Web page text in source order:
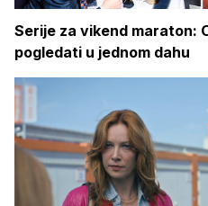
Serije za vikend maraton:
pogledati u jednom dahu